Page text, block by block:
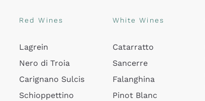
Red Wines
Lagrein
Nero di Troia
Carignano Sulcis
Schioppettino
White Wines
Catarratto
Sancerre
Falanghina
Pinot Blanc